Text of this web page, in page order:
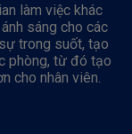
làm việc khác
sáng cho các
trong suốt, tạo
phòng, từ đó tạo
cho nhân viên.